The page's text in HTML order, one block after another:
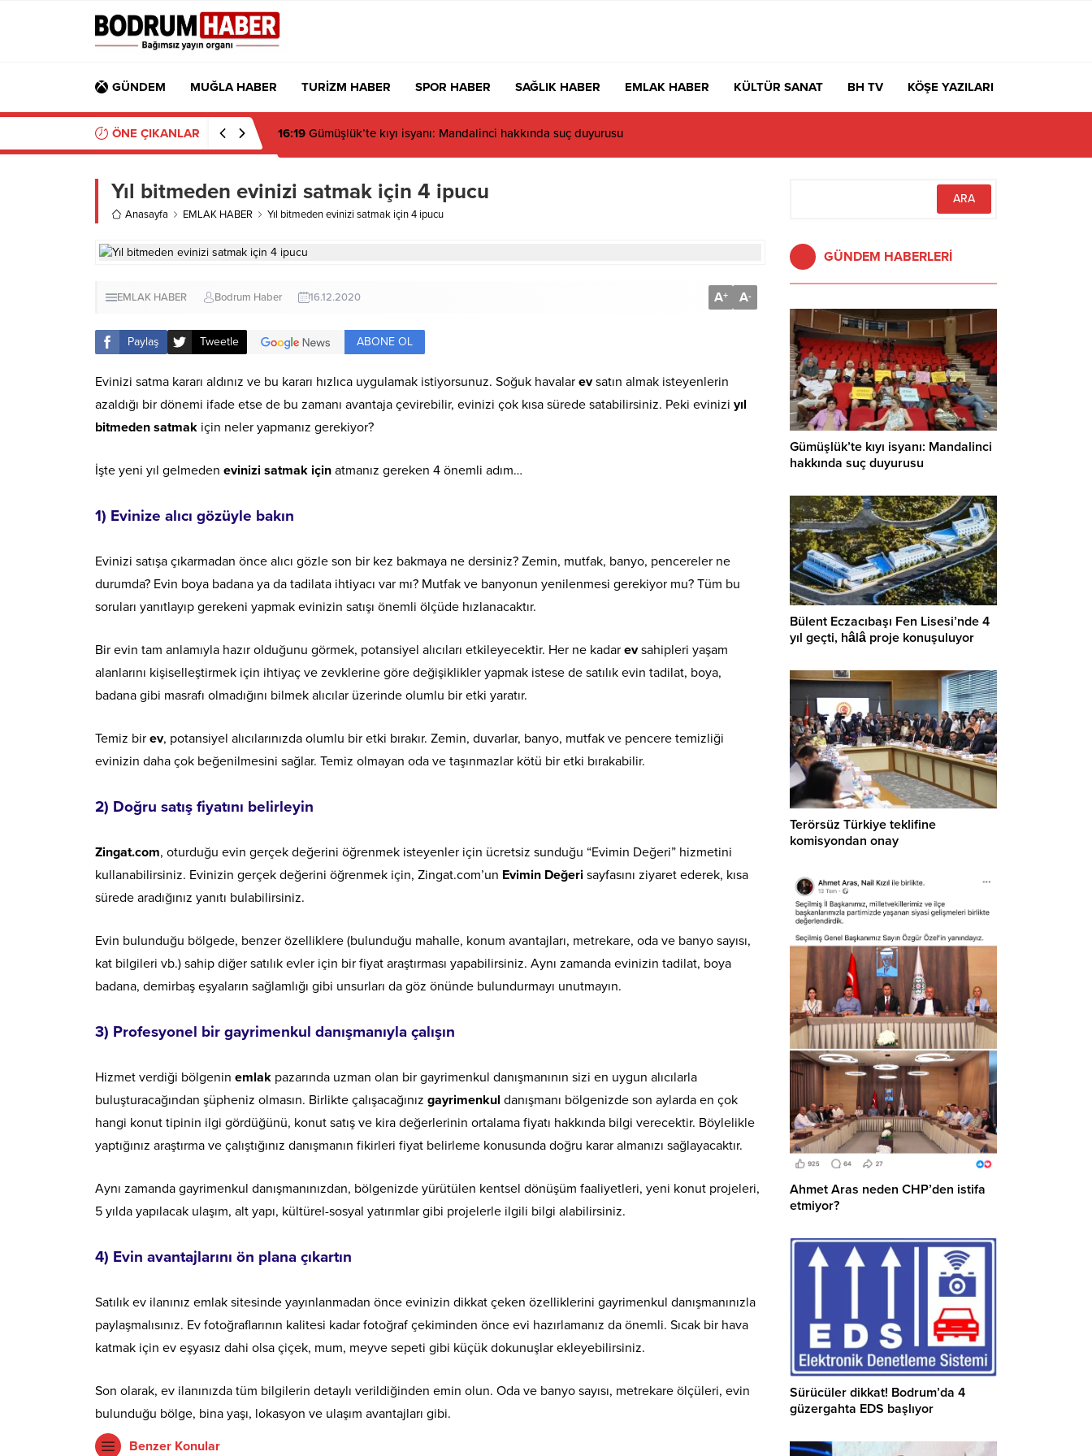
GÜNDEM MUĞLA HABER TURİZM HABER SPOR HABER SAĞLIK HABER EMLAK HABER KÜLTÜR SANAT BH TV KÖŞE YAZILARI
ÖNE ÇIKANLAR 15:45 Bülent Eczacıbaşı Fen Lisesi’nde 4 yıl geçti, hâlâ proje konuşuluyor
Yıl bitmeden evinizi satmak için 4 ipucu
Anasayfa EMLAK HABER Yıl bitmeden evinizi satmak için 4 ipucu
EMLAK HABER Bodrum Haber 16.12.2020 A+ A-
Paylaş Tweetle ABONE OL
Evinizi satma kararı aldınız ve bu kararı hızlıca uygulamak istiyorsunuz. Soğuk havalar evsatın almak isteyenlerin
azaldığı bir dönemi ifade etse de bu zamanı avantaja çevirebilir, evinizi çok kısa sürede satabilirsiniz. Peki evinizi yıl
bitmeden satmak için neler yapmanız gerekiyor?
İşte yeni yıl gelmeden evinizi satmak için atmanız gereken 4 önemli adım…
1) Evinize alıcı gözüyle bakın
Evinizi satışa çıkarmadan önce alıcı gözle son bir kez bakmaya ne dersiniz? Zemin, mutfak, banyo, pencereler ne
durumda? Evin boya badana ya da tadilata ihtiyacı var mı? Mutfak ve banyonun yenilenmesi gerekiyor mu? Tüm bu
soruları yanıtlayıp gerekeni yapmak evinizin satışı önemli ölçüde hızlanacaktır.
Bir evin tam anlamıyla hazır olduğunu görmek, potansiyel alıcıları etkileyecektir. Her ne kadar evsahipleri yaşam
alanlarını kişiselleştirmek için ihtiyaç ve zevklerine göre değişiklikler yapmak istese de satılık evin tadilat, boya,
badana gibi masrafı olmadığını bilmek alıcılar üzerinde olumlu bir etki yaratır.
Temiz bir ev, potansiyel alıcılarınızda olumlu bir etki bırakır. Zemin, duvarlar, banyo, mutfak ve pencere temizliği
evinizin daha çok beğenilmesini sağlar. Temiz olmayan oda ve taşınmazlar kötü bir etki bırakabilir.
2) Doğru satış fiyatını belirleyin
Zingat.com, oturduğu evin gerçek değerini öğrenmek isteyenler için ücretsiz sunduğu “Evimin Değeri” hizmetini
kullanabilirsiniz. Evinizin gerçek değerini öğrenmek için, Zingat.com’un Evimin Değeri sayfasını ziyaret ederek, kısa
sürede aradığınız yanıtı bulabilirsiniz.
Evin bulunduğu bölgede, benzer özelliklere (bulunduğu mahalle, konum avantajları, metrekare, oda ve banyo sayısı,
kat bilgileri vb.) sahip diğer satılık evler için bir fiyat araştırması yapabilirsiniz. Aynı zamanda evinizin tadilat, boya
badana, demirbaş eşyaların sağlamlığı gibi unsurları da göz önünde bulundurmayı unutmayın.
3) Profesyonel bir gayrimenkul danışmanıyla çalışın
Hizmet verdiği bölgenin emlak pazarında uzman olan bir gayrimenkul danışmanının sizi en uygun alıcılarla
buluşturacağından şüpheniz olmasın. Birlikte çalışacağınız gayrimenkul danışmanı bölgenizde son aylarda en çok
hangi konut tipinin ilgi gördüğünü, konut satış ve kira değerlerinin ortalama fiyatı hakkında bilgi verecektir. Böylelikle
yaptığınız araştırma ve çalıştığınız danışmanın fikirleri fiyat belirleme konusunda doğru karar almanızı sağlayacaktır.
Aynı zamanda gayrimenkul danışmanınızdan, bölgenizde yürütülen kentsel dönüşüm faaliyetleri, yeni konut projeleri,
5 yılda yapılacak ulaşım, alt yapı, kültürel-sosyal yatırımlar gibi projelerle ilgili bilgi alabilirsiniz.
4) Evin avantajlarını ön plana çıkartın
Satılık ev ilanınız emlak sitesinde yayınlanmadan önce evinizin dikkat çeken özelliklerini gayrimenkul danışmanınızla
paylaşmalısınız. Ev fotoğraflarının kalitesi kadar fotoğraf çekiminden önce evi hazırlamanız da önemli. Sıcak bir hava
katmak için ev eşyasız dahi olsa çiçek, mum, meyve sepeti gibi küçük dokunuşlar ekleyebilirsiniz.
Son olarak, ev ilanınızda tüm bilgilerin detaylı verildiğinden emin olun. Oda ve banyo sayısı, metrekare ölçüleri, evin
bulunduğu bölge, bina yaşı, lokasyon ve ulaşım avantajları gibi.
Benzer Konular
GÜNDEM HABERLERİ
Gümüşlük’te kıyı isyanı: Mandalinci
hakkında suç duyurusu
Bülent Eczacıbaşı Fen Lisesi’nde 4
yıl geçti, hâlâ proje konuşuluyor
Terörsüz Türkiye teklifine
komisyondan onay
Ahmet Aras neden CHP’den istifa
etmiyor?
Sürücüler dikkat! Bodrum’da 4
güzergahta EDS başlıyor